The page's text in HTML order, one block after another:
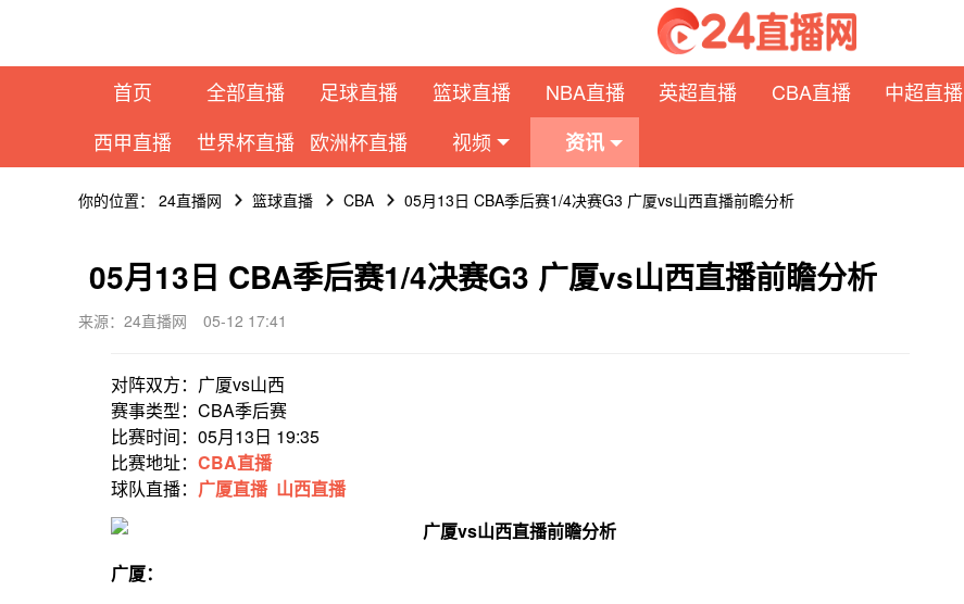
首页 全部直播 足球直播 篮球直播 NBA直播 英超直播 CBA直播 中超直播
西甲直播
世界杯直播 欧洲杯直播 视频 资讯
你的位置： 24直播网 篮球直播 CBA 05月13日 CBA季后赛1/4决赛G3 广厦vs山西直播前瞻分析
05月13日 CBA季后赛1/4决赛G3 广厦vs山西直播前瞻分析
来源：24直播网 05-12 17:41
对阵双方：广厦vs山西
赛事类型：CBA季后赛
比赛时间：05月13日 19:35
比赛地址： CBA直播
球队直播： 广厦直播 山西直播
广厦：